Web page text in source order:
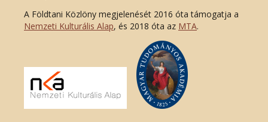
A Földtani Közlöny megjelenését 2016 óta támogatja a
Nemzeti Kulturális Alap, és 2018 óta az MTA.